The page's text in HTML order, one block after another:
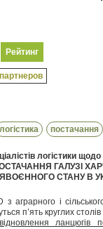
логістика постачання
логістики щодо
ГАЛУЗІ
СТАНУ В
аграрного і
п’ять круглих
відновлення ланцюгів